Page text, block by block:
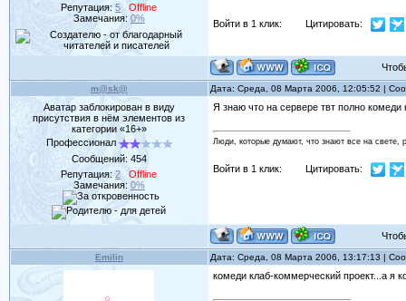
Репутация:5
Offline
Замечания: 0%
Войти в 1 клик: Цитировать:
m@sk@ Дата: Среда, 08 Марта 2006, 12:05:52 |
Аватар заблокирован в виду
присутствия в нём элементов из
категории «16+»
Профессионал
Сообщений: 454
Репутация:2
Offline
Замечания: 0%
Я знаю что на сервере твт полно комеди
Люди, которые думают, что знают все на свете,
Войти в 1 клик: Цитировать:
Emilin Дата: Среда, 08 Марта 2006, 13:17:13 |
комеди клаб-коммерческий проект...а я